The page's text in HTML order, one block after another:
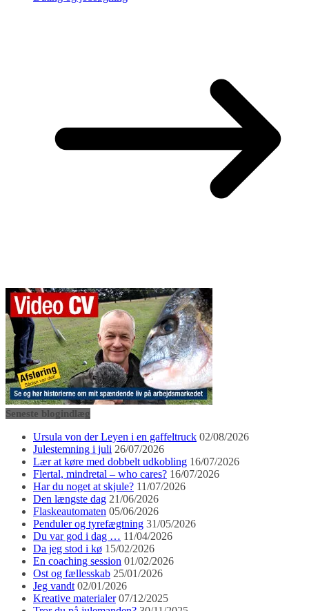
Seneste blogindlæg
Ursula von der Leyen i en gaffeltruck 02/08/2026
Julestemning i juli 26/07/2026
Lær at køre med dobbelt udkobling 16/07/2026
Flertal, mindretal – who cares? 16/07/2026
Har du noget at skjule? 11/07/2026
Den længste dag 21/06/2026
Flaskeautomaten 05/06/2026
Penduler og tyrefægtning 31/05/2026
Du var god i dag … 11/04/2026
Da jeg stod i kø 15/02/2026
En coaching session 01/02/2026
Ost og fællesskab 25/01/2026
Jeg vandt 02/01/2026
Kreative materialer 07/12/2025